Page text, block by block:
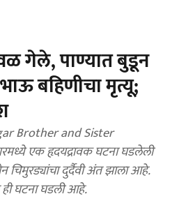
गेले, पाण्यात बुडून
बहिणीचा मृत्यू;
Brother and Sister
एक हृदयद्रावक घटना घडलेली
चिमुरड्यांचा दुर्दैवी अंत झाला आहे.
ही घटना घडली आहे.